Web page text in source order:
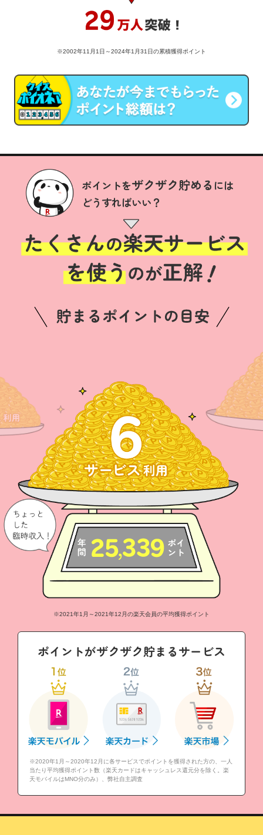
※2002年11月1日～2024年1月31日の累積獲得ポイント
ポイントをザクザク貯める には
どうすればいい？
※2021年1月～2021年12月の楽天会員の平均獲得ポイント
ポイントがザクザク貯まるサービス
※2020年1月～2020年12月に各サービスでポイントを獲得された方の、一人
当たり平均獲得ポイント数（楽天カードはキャッシュレス還元分を除く。楽
天モバイルはMNO分のみ）、弊社自主調査